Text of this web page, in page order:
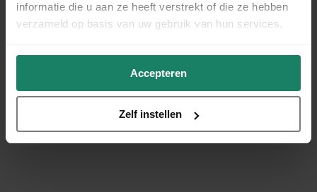
informatie die u aan ze heeft verstrekt of die ze hebben
verzameld op basis van uw gebruik van hun services.
Accepteren
Zelf instellen